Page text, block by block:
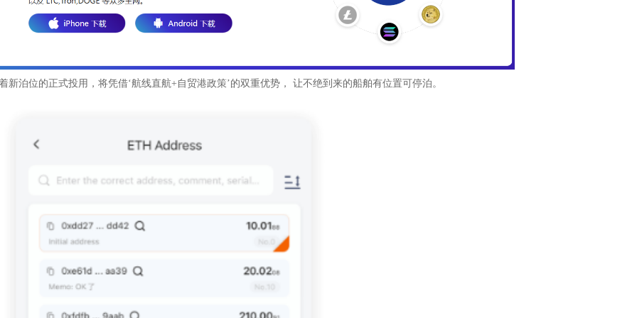
新泊位的正式投用，将凭借‘航线直航+自贸港政策’的双重优势， 让不绝到来的船舶有位置可停泊。